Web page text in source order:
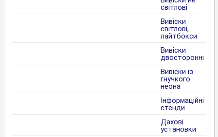
світлові
Вивіски
світлові,
лайтбокси
Вивіски
двосторонні
Вивіски із
гнучкого
неона
Інформаційні
стенди
Дахові
установки